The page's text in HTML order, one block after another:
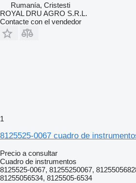
Rumanía, Cristesti
ROYAL DRU AGRO S.R.L.
Contacte con el vendedor
1
8125525-0067 cuadro de
Precio a consultar
Cuadro de instrumentos
8125525-0067, 81255250067,
81255056534, 8125505-6534